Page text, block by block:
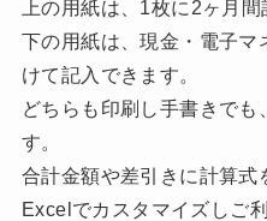
上の用紙は、1枚に2ヶ月間
下の用紙は、現金・電子マ
けて記入できます。
どちらも印刷し手書きで
す。
合計金額や差引きに計算式
Excelでカスタマイズしご